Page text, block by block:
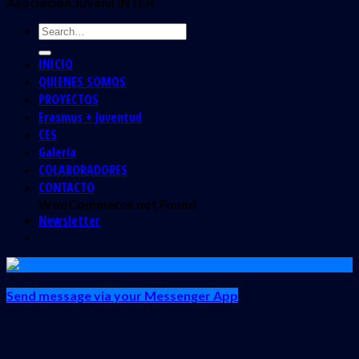
INICIO
QUIENES SOMOS
PROYECTOS
Erasmus + Juventud
CES
Galería
COLABORADORES
CONTACTO
WooCommerce not Found
Newsletter
Send message via your Messenger App